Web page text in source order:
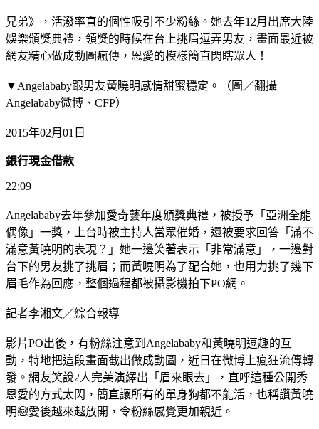
兄弟》，活潑率直的個性吸引不少粉絲。她去年12月出席大陸
娛樂頒獎典禮，領獎的時候在台上挑眉逗弄男友，畫面最近被
網友精心做成動圖瘋傳，恩愛的模樣簡直閃瞎眾人！
▼Angelababy跟男友黃曉明感情甜蜜穩定。（圖／翻攝
Angelababy微博、CFP）
2015年02月01日
銀行現金借款
22:09
Angelababy去年參加愛奇藝年度頒獎典禮，被授予「亞洲全能
偶像」一獎，上台時被主持人當眾催婚，還被要求回答「滿不
滿意黃曉明的表現？」她一邊笑著表示「非常滿意」，一邊對
台下的男友挑了挑眉；而黃曉明為了配合她，也用力挑了幾下
眉毛作為回應，整個過程都被攝影機拍下PO網。
記者李湘文／綜合報導
影片PO出後，有粉絲注意到Angelababy和黃曉明逗趣的互
動，特地把這段畫面截出做成動圖，近日在微博上瘋狂流傳轉
發。網友笑說2人完美演繹出「眉來眼去」，直呼這種公開秀
恩愛的方式太閃，簡直讓所有的單身狗都不能活，也稱讚黃曉
明戀愛後越來越放開，令粉絲感覺更加親近。